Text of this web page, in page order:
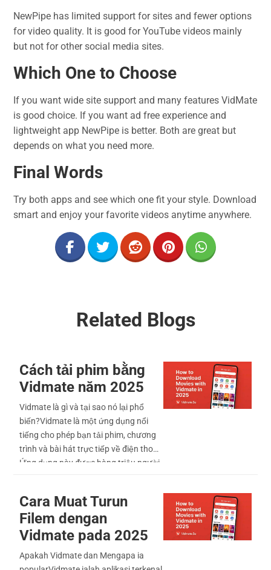
NewPipe has limited support for sites and fewer options
for video quality. It is good for YouTube videos mainly
but not for other social media sites.
Which One to Choose
If you want wide site support and many features VidMate
is good choice. If you want ad free experience and
lightweight app NewPipe is better. Both are great but
depends on what you need more.
Final Words
Try both apps and see which one fit your style. Download
smart and enjoy your favorite videos anytime anywhere.
Related Blogs
Cách tải phim bằng
Vidmate năm 2025
Vidmate là gì và tại sao nó lại phổ
biến?Vidmate là một ứng dụng nổi
tiếng cho phép bạn tải phim, chương
trình và bài hát trực tiếp về điện thoại.
Ứng dụng này được hàng triệu người
phimĐầu tiên hãy cài đặt Vidmate từ
trang web đáng tin cậy vì nó không có
trong PlaystoreMở ứng dụng và tìm
kiếm bộ phim bạn ...
Cara Muat Turun
Filem dengan
Vidmate pada 2025
Apakah Vidmate dan Mengapa ia